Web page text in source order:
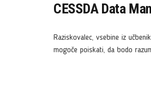
CESSDA Data
Raziskovalec, vsebine iz
mogoče poiskati, da bodo